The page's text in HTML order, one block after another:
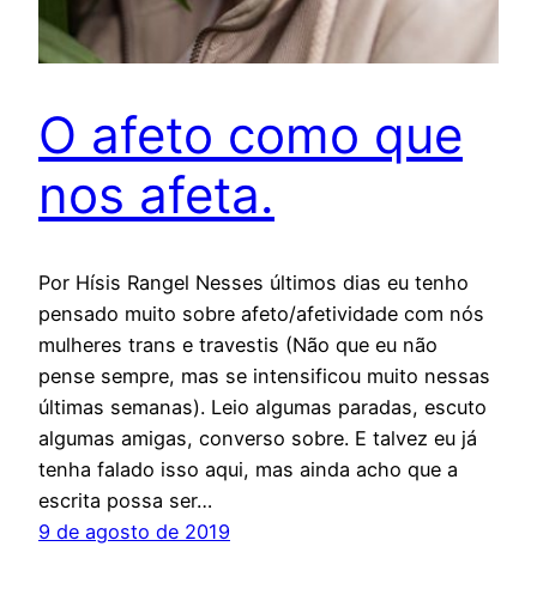
O afeto como que
nos afeta.
Por Hísis Rangel Nesses últimos dias eu tenho
pensado muito sobre afeto/afetividade com nós
mulheres trans e travestis (Não que eu não
pense sempre, mas se intensificou muito nessas
últimas semanas). Leio algumas paradas, escuto
algumas amigas, converso sobre. E talvez eu já
tenha falado isso aqui, mas ainda acho que a
escrita possa ser…
9 de agosto de 2019